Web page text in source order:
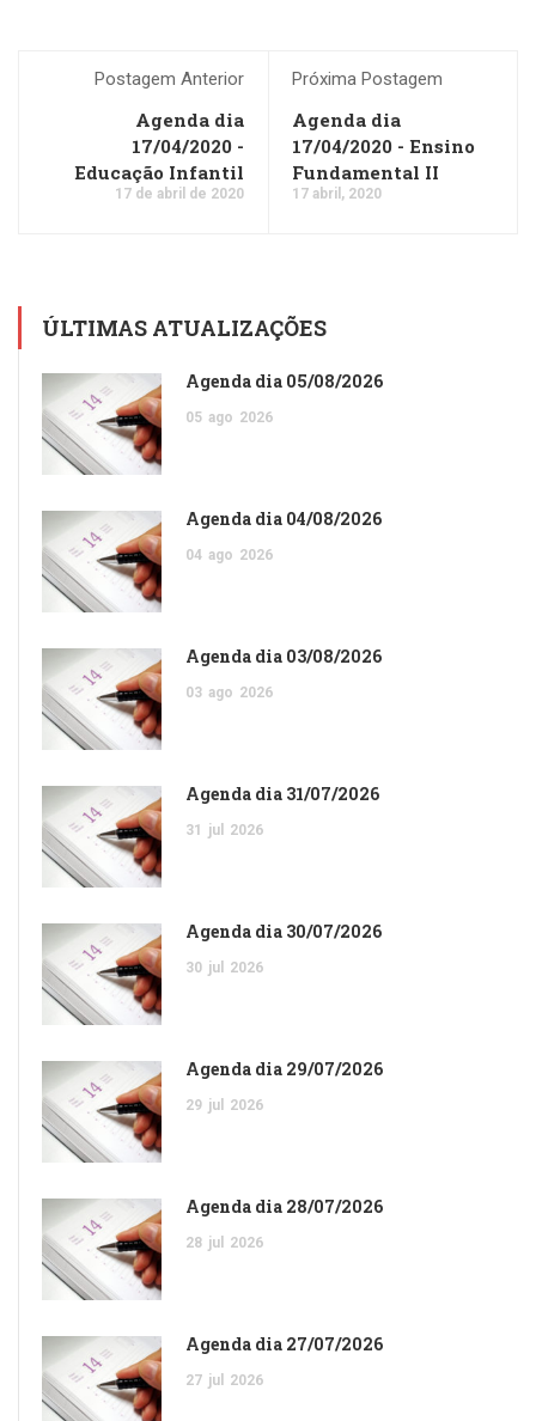
Postagem Anterior
Agenda dia
17/04/2020 -
Educação Infantil
17 de abril de 2020
Próxima Postagem
Agenda dia
17/04/2020 - Ensino
Fundamental II
17 abril, 2020
ÚLTIMAS ATUALIZAÇÕES
Agenda dia 05/08/2026
05 ago 2026
Agenda dia 04/08/2026
04 ago 2026
Agenda dia 03/08/2026
03 ago 2026
Agenda dia 31/07/2026
31 jul 2026
Agenda dia 30/07/2026
30 jul 2026
Agenda dia 29/07/2026
29 jul 2026
Agenda dia 28/07/2026
28 jul 2026
Agenda dia 27/07/2026
27 jul 2026